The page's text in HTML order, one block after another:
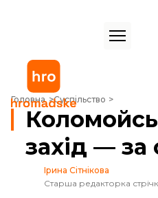
Головна Суспільство
Коломойському призначили
захід — за
Ірина Сітнікова
Старша редакторка